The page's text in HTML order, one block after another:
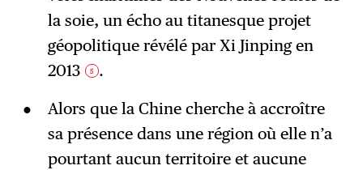
la soie, un écho au titanesque projet
géopolitique révélé par Xi Jinping en
2013
5 .
Alors que la Chine cherche à accroître
sa présence dans une région où elle n’a
pourtant aucun territoire et aucune